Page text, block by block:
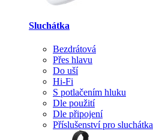
Sluchátka
Bezdrátová
Přes hlavu
Do uší
Hi-Fi
S potlačením hluku
Dle použití
Dle připojení
Příslušenství pro sluchátka